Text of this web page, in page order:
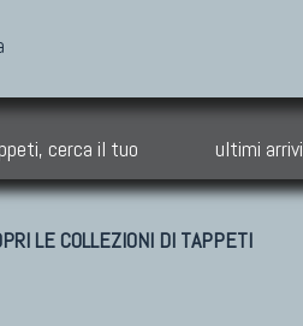
cerca il tuo ultimi arrivi
LE COLLEZIONI DI TAPPETI